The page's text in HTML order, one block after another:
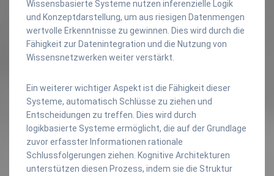
Wissensbasierte Systeme nutzen inferenzielle Logik
und Konzeptdarstellung, um aus riesigen Datenmengen
wertvolle Erkenntnisse zu gewinnen. Dies wird durch die
Fähigkeit zur Datenintegration und die Nutzung von
Wissensnetzwerken weiter verstärkt.
Ein weiterer wichtiger Aspekt ist die Fähigkeit dieser
Systeme, automatisch Schlüsse zu ziehen und
Entscheidungen zu treffen. Dies wird durch
logikbasierte Systeme ermöglicht, die auf der Grundlage
zuvor erfasster Informationen rationale
Schlussfolgerungen ziehen. Kognitive Architekturen
unterstützen diesen Prozess, indem sie die Struktur